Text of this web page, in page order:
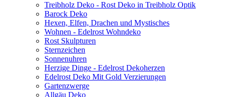
Treibholz Deko - Rost Deko in Treibholz Optik
Barock Deko
Hexen, Elfen, Drachen und Mystisches
Wohnen - Edelrost Wohndeko
Rost Skulpturen
Sternzeichen
Sonnenuhren
Herzige Dinge - Edelrost Dekoherzen
Edelrost Deko Mit Gold Verzierungen
Gartenzwerge
Allgäu Deko